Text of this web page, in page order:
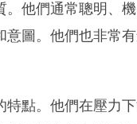
他們通常聰明、
圖。他們也非常
點。他們在壓力